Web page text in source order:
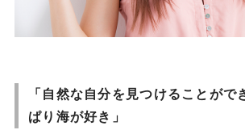
「自然な自分を見つけることがで
ぱり海が好き」